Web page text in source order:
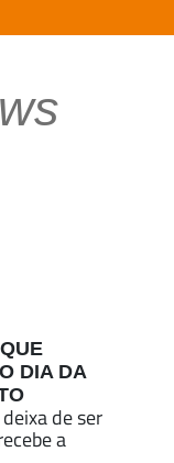
DIA DA
de ser
a